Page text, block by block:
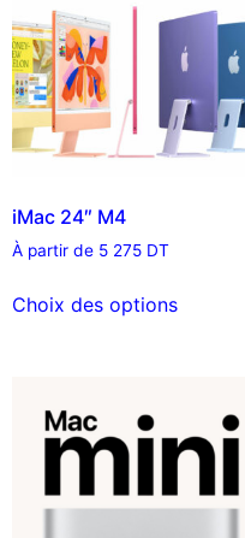
iMac 24″ M4
À partir de 5 275 DT
Choix des options